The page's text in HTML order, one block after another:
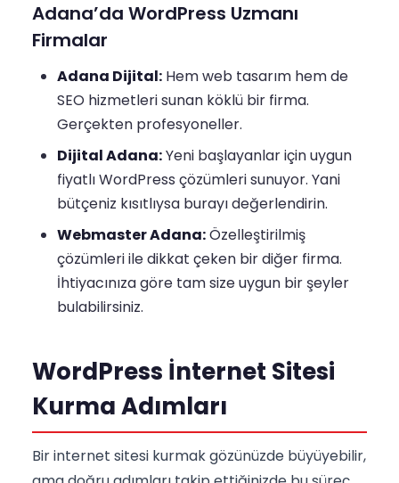
Adana’da WordPress Uzmanı
Firmalar
Adana Dijital: Hem web tasarım hem de
SEO hizmetleri sunan köklü bir firma.
Gerçekten profesyoneller.
Dijital Adana:Yeni başlayanlar için uygun
fiyatlı WordPress çözümleri sunuyor. Yani
bütçeniz kısıtlıysa burayı değerlendirin.
Webmaster Adana:Özelleştirilmiş
çözümleri ile dikkat çeken bir diğer firma.
İhtiyacınıza göre tam size uygun bir şeyler
bulabilirsiniz.
WordPress İnternet Sitesi
Kurma Adımları
Bir internet sitesi kurmak gözünüzde büyüyebilir,